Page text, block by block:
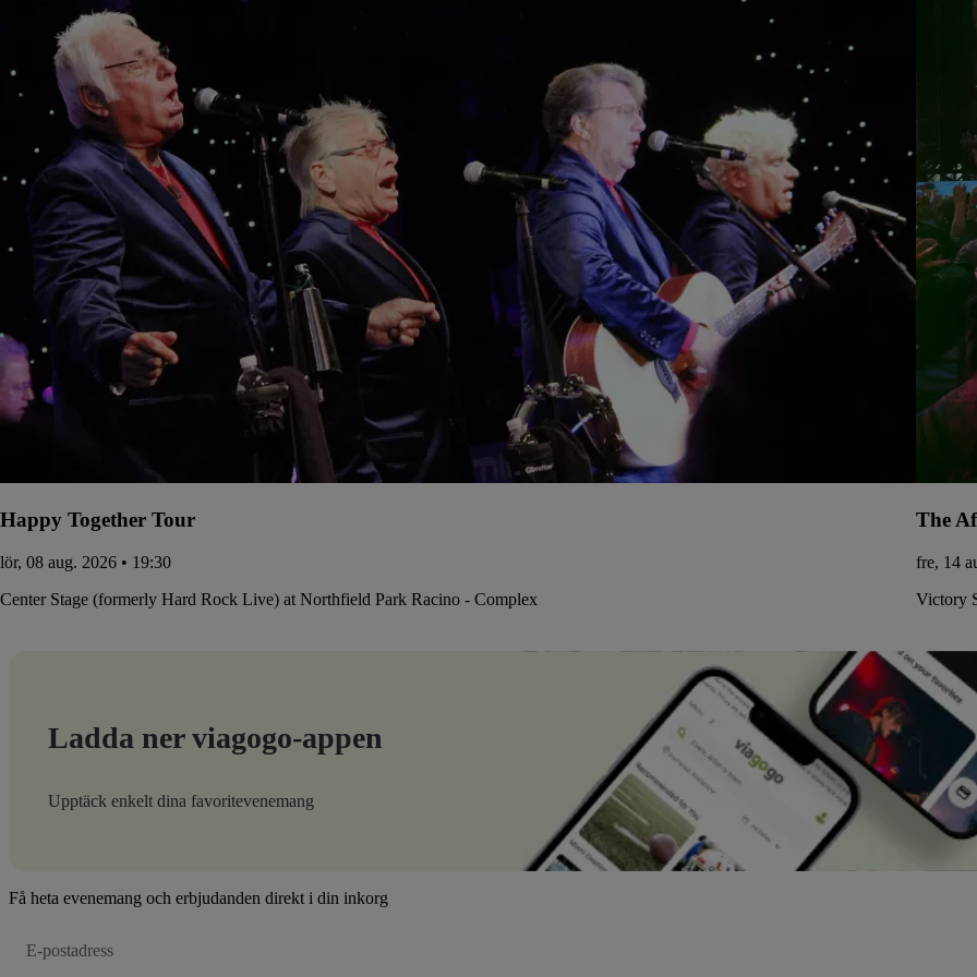
Happy Together Tour
lör, 08 aug. 2026 • 19:30
Center Stage (formerly Hard Rock Live) at Northfield Park Racino - Complex
The
fre, 14
Victory
Ladda ner viagogo-appen
Upptäck enkelt dina favoritevenemang
Få heta evenemang och erbjudanden direkt i din inkorg
postadress